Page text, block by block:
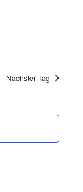
Nächster Tag